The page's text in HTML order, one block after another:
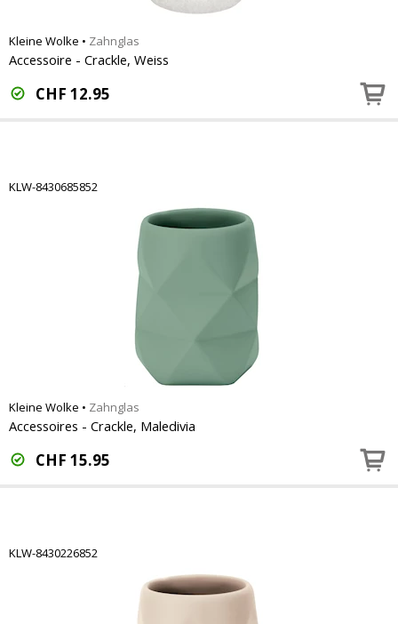
Kleine Wolke • Zahnglas
Accessoire - Crackle, Weiss
CHF 12.95
KLW-8430685852
Kleine Wolke • Zahnglas
Accessoires - Crackle, Maledivia
CHF 15.95
KLW-8430226852